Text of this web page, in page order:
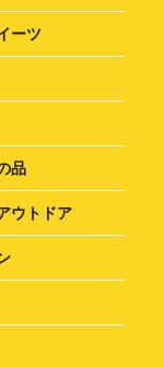
ーツ
品
ウトドア